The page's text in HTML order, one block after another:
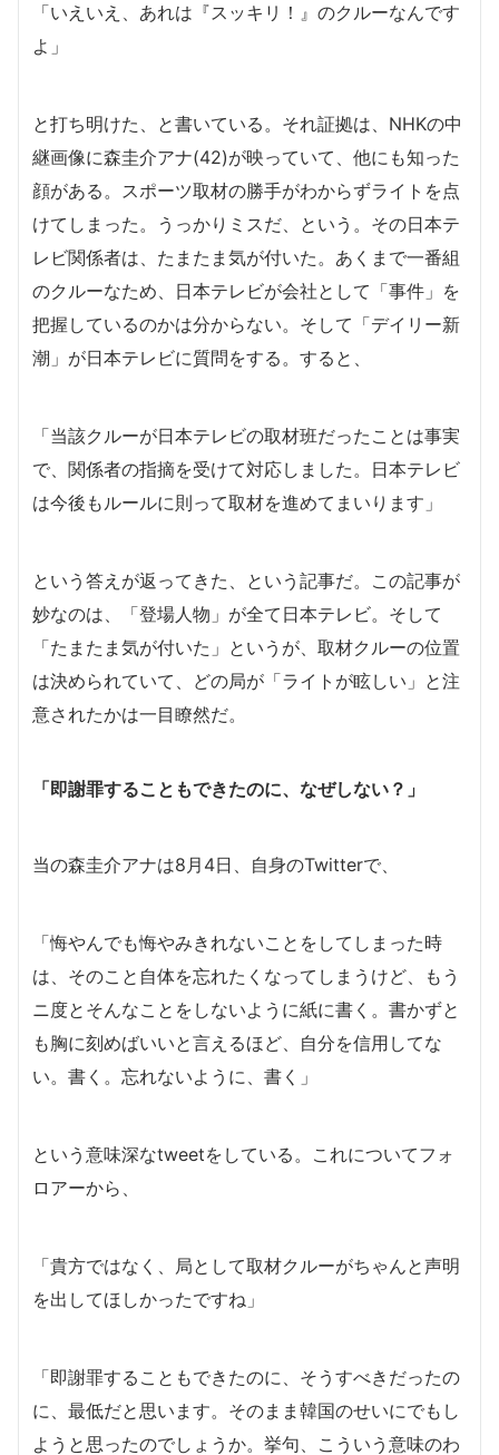
「いえいえ、あれは『スッキリ！』のクルーなんです
よ」
と打ち明けた、と書いている。それ証拠は、NHKの中
継画像に森圭介アナ(42)が映っていて、他にも知った
顔がある。スポーツ取材の勝手がわからずライトを点
けてしまった。うっかりミスだ、という。その日本テ
レビ関係者は、たまたま気が付いた。あくまで一番組
のクルーなため、日本テレビが会社として「事件」を
把握しているのかは分からない。そして「デイリー新
潮」が日本テレビに質問をする。すると、
「当該クルーが日本テレビの取材班だったことは事実
で、関係者の指摘を受けて対応しました。日本テレビ
は今後もルールに則って取材を進めてまいります」
という答えが返ってきた、という記事だ。この記事が
妙なのは、「登場人物」が全て日本テレビ。そして
「たまたま気が付いた」というが、取材クルーの位置
は決められていて、どの局が「ライトが眩しい」と注
意されたかは一目瞭然だ。
「即謝罪することもできたのに、なぜしない？」
当の森圭介アナは8月4日、自身のTwitterで、
「悔やんでも悔やみきれないことをしてしまった時
は、そのこと自体を忘れたくなってしまうけど、もう
ニ度とそんなことをしないように紙に書く。書かずと
も胸に刻めばいいと言えるほど、自分を信用してな
い。書く。忘れないように、書く」
という意味深なtweetをしている。これについてフォ
ロアーから、
「貴方ではなく、局として取材クルーがちゃんと声明
を出してほしかったですね」
「即謝罪することもできたのに、そうすべきだったの
に、最低だと思います。そのまま韓国のせいにでもし
ようと思ったのでしょうか。挙句、こういう意味のわ